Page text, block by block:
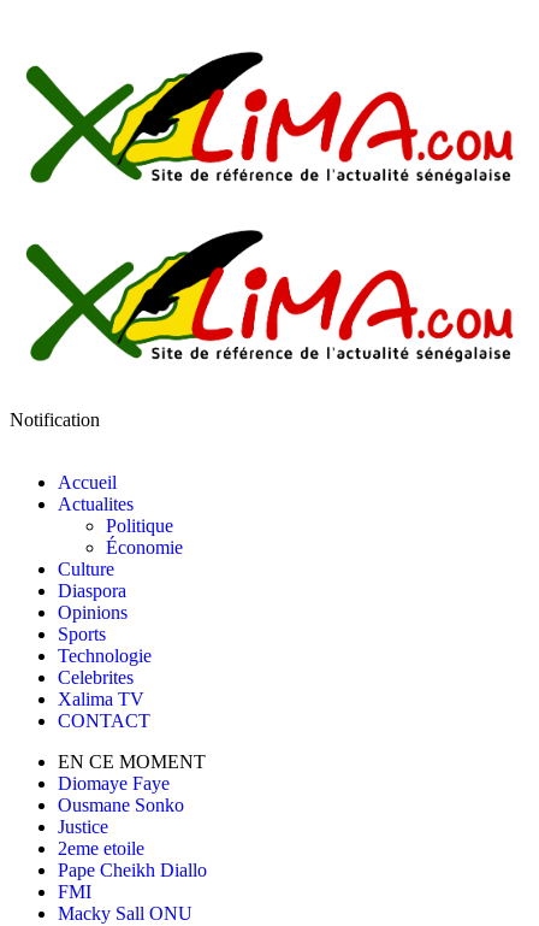
Notification
Accueil
Actualites
Politique
Économie
Culture
Diaspora
Opinions
Sports
Technologie
Celebrites
Xalima TV
CONTACT
EN CE MOMENT
Diomaye Faye
Ousmane Sonko
Justice
2eme etoile
Pape Cheikh Diallo
FMI
Macky Sall ONU